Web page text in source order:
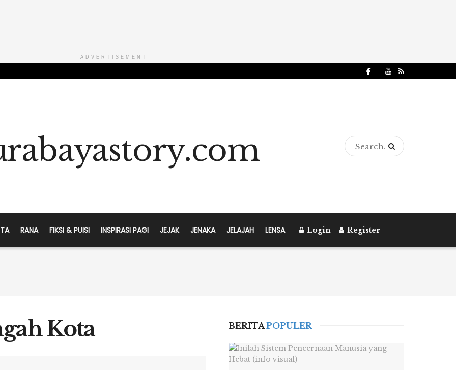
ADVERTISEMENT
RANA FIKSI & PUISI INSPIRASI PAGI JEJAK JENAKA JELAJAH LENSA Login Register
Kota BERITAPOPULER